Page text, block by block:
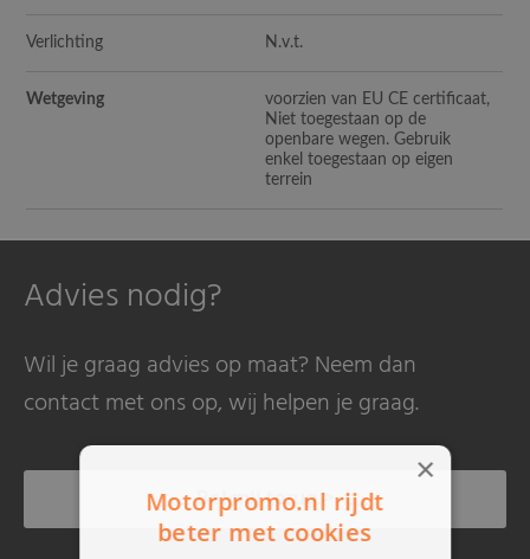
Verlichting N.v.t.
Wetgeving
voorzien van EU CE certificaat,
Niet toegestaan op de
openbare wegen. Gebruik
enkel toegestaan op eigen
terrein
Advies nodig?
Wil je graag advies op maat? Neem dan
contact met ons op, wij helpen je graag.
Bel mij terug >
×
Motorpromo.nl rijdt
beter met cookies